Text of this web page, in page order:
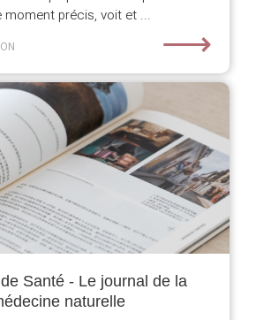
précis, voit et ...
⟶
Santé - Le journal de la
naturelle